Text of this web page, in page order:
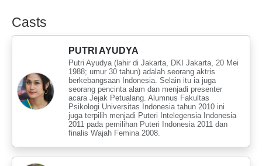
Casts
PUTRI AYUDYA
Putri Ayudya (lahir di Jakarta, DKI Jakarta, 20 Mei
1988; umur 30 tahun) adalah seorang aktris
berkebangsaan Indonesia. Selain itu ia juga
seorang pencinta alam dan menjadi presenter
acara Jejak Petualang. Alumnus Fakultas
Psikologi Universitas Indonesia tahun 2010 ini
juga terpilih menjadi Puteri Intelegensia Indonesia
2011 pada pemilihan Puteri Indonesia 2011 dan
finalis Wajah Femina 2008.